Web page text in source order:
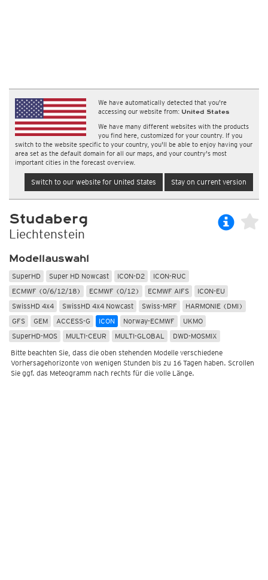
We have automatically detected that you're
accessing our website from: United States
We have many different websites with the products
you find here, customized for your country. If you
switch to the website specific to your country, you'll be able to enjoy having your
area set as the default domain for all our maps, and your country's most
important cities in the forecast overview.
Switch to our website for United States Stay on current version
Studaberg
Liechtenstein
Modellauswahl
SuperHD Super HD Nowcast ICON-D2
ICON-RUC
ECMWF (0/6/12/18)
ECMWF (0/12) ECMWF AIFS
ICON-EU
SwissHD 4x4
SwissHD 4x4 Nowcast Swiss-MRF
HARMONIE (DMI)
GFS
GEM ACCESS-G ICON Norway-ECMWF
UKMO
SuperHD-MOS
MULTI-CEUR MULTI-GLOBAL DWD-MOSMIX
Bitte beachten Sie, dass die oben stehenden Modelle verschiedene
Vorhersagehorizonte von wenigen Stunden bis zu 16 Tagen haben. Scrollen
Sie ggf. das Meteogramm nach rechts für die volle Länge.